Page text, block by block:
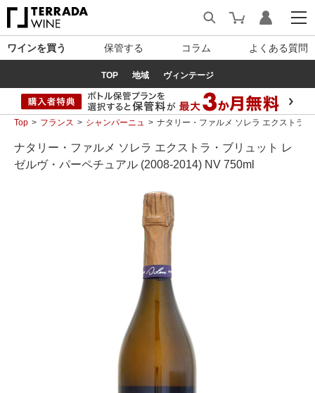
ワインを買う 保管する コラム よくある質問
TOP 地域 ヴィンテージ
Top フランス シャンパーニュ ナタリー・ファルメ ソレラ エクストラ
ナタリー・ファルメ ソレラ エクストラ・ブリュット レ
ゼルヴ・パーペチュアル (2008-2014) NV 750ml